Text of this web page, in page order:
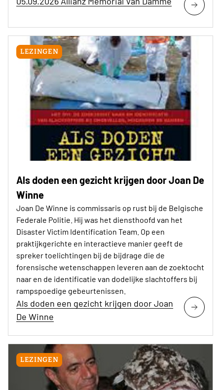
LEZINGEN
Als doden een gezicht krijgen door Joan De
Winne
Joan De Winne is commissaris op rust bij de Belgische
Federale Politie. Hij was het diensthoofd van het
Disaster Victim Identification Team. Op een
praktijkgerichte en interactieve manier geeft de
spreker toelichtingen bij de bijdrage die de
forensische wetenschappen leveren aan de zoektocht
naar en de identificatie van dodelijke slachtoffers bij
rampspoedige gebeurtenissen.
Als doden een gezicht krijgen door Joan
De Winne
LEZINGEN